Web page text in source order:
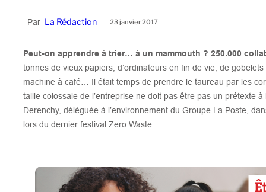
Par La Rédaction – 23 janvier 2017
Peut-on apprendre à trier… à un mammouth ? 250.000
tonnes de vieux papiers, d’ordinateurs en fin de vie, de
machine à café… Il était temps de prendre le taureau par les
taille colossale de l’entreprise ne doit pas être pas un prétexte
Derenchy, déléguée à l’environnement du Groupe La Poste,
lors du dernier festival Zero Waste.